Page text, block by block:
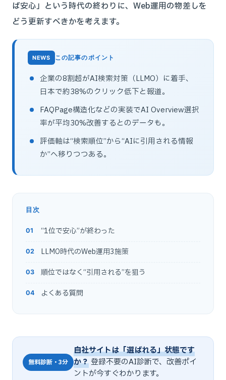
ば安心」という時代の終わりに、Web運用の物差しを
どう更新すべきかを考えます。
この記事のポイント
企業の8割超がAI検索対策（LLMO）に着手、
日本で約38%のクリック低下と報道。
FAQPage構造化などの実装でAI Overview選択
率が平均30%改善するとのデータも。
評価軸は“検索順位”から“AIに引用される情報
か”へ移りつつある。
目次
“1位で安心”が終わった
LLMO時代のWeb運用3施策
順位ではなく“引用される”を狙う
よくある質問
無料診断・3分
自社サイトは「選ばれる」状態です
か？登録不要のAI診断で、改善ポイ
ントが今すぐわかります。